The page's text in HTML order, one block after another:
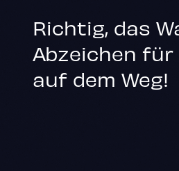
Richtig, das
Abzeichen für
auf dem Weg!